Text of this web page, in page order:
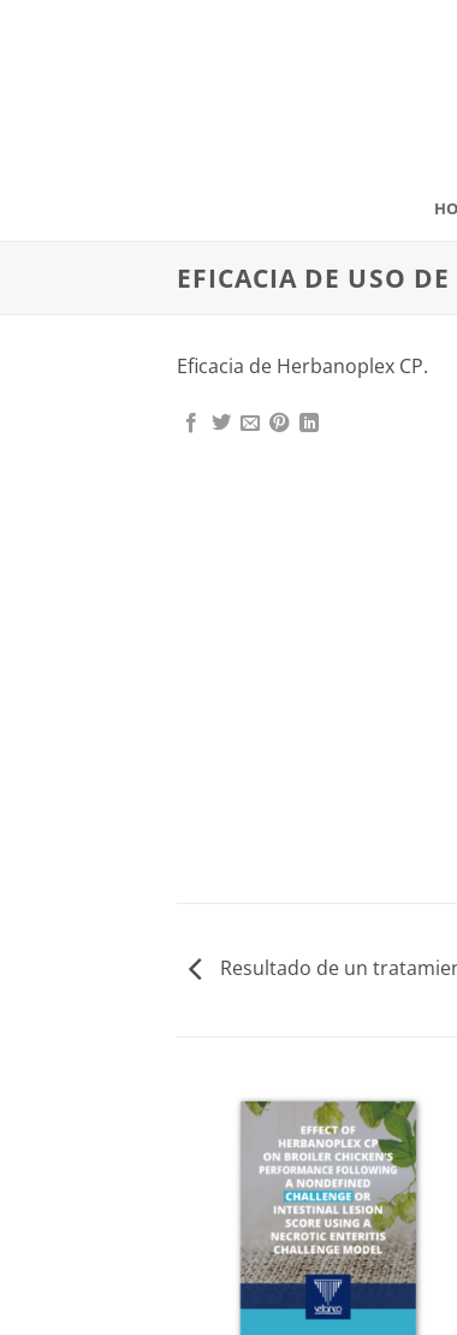
EFICACIA DE USO
Eficacia de Herbanoplex CP.
Resultado de un